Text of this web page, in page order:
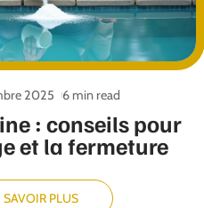
: conseils pour
et la fermeture
2025 6 min read
SAVOIR PLUS